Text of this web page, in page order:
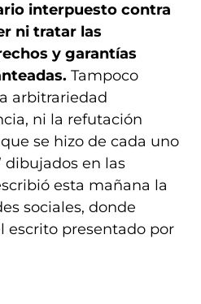
interpuesto contra
ni tratar las
y garantías
Tampoco
arbitrariedad
ni la refutación
se hizo de cada uno
dibujados en las
esta mañana la
sociales, donde
escrito presentado por